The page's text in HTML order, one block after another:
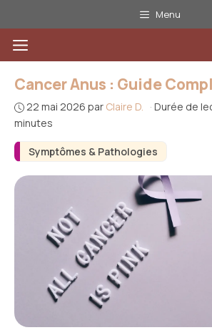
au
contenu
Menu
Menu
Symptômes & Pathologies
Cancer Anus : Guide
22 mai 2026 par Claire D. · Durée de
minutes